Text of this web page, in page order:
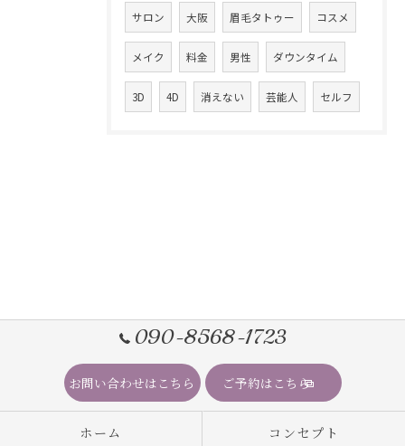
サロン 大阪 眉毛タトゥー コスメ
メイク 料金 男性 ダウンタイム
3D 4D 消えない 芸能人 セルフ
090-8568-1723
お問い合わせはこちら ご予約はこちら
ホーム コンセプト